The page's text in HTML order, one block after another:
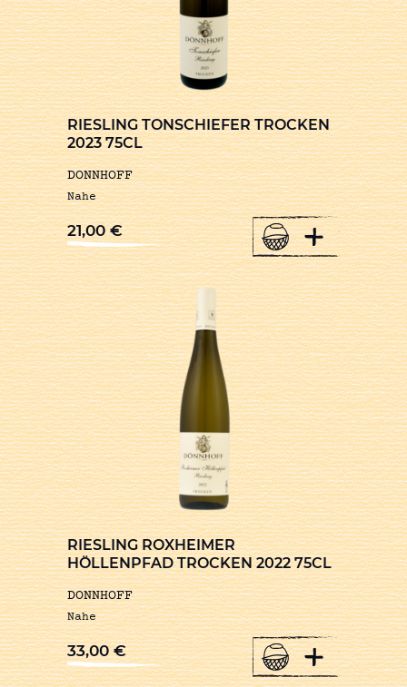
RIESLING TONSCHIEFER TROCKEN
2023 75CL
DONNHOFF
Nahe
21,00€ +
RIESLING ROXHEIMER
HÖLLENPFAD TROCKEN 2022 75CL
DONNHOFF
Nahe
33,00€ +